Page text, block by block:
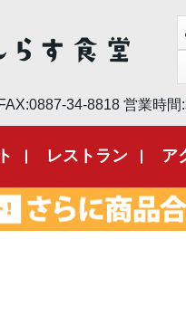
FAX:0887-34-8818 営業時間
レストラン ア